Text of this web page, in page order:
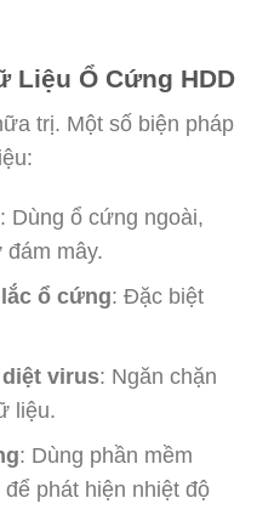
Liệu Ổ Cứng HDD
trị. Một số biện pháp
: Dùng ổ cứng ngoài,
mây.
ổ cứng: Đặc biệt
diệt virus: Ngăn chặn
liệu.
: Dùng phần mềm
phát hiện nhiệt độ